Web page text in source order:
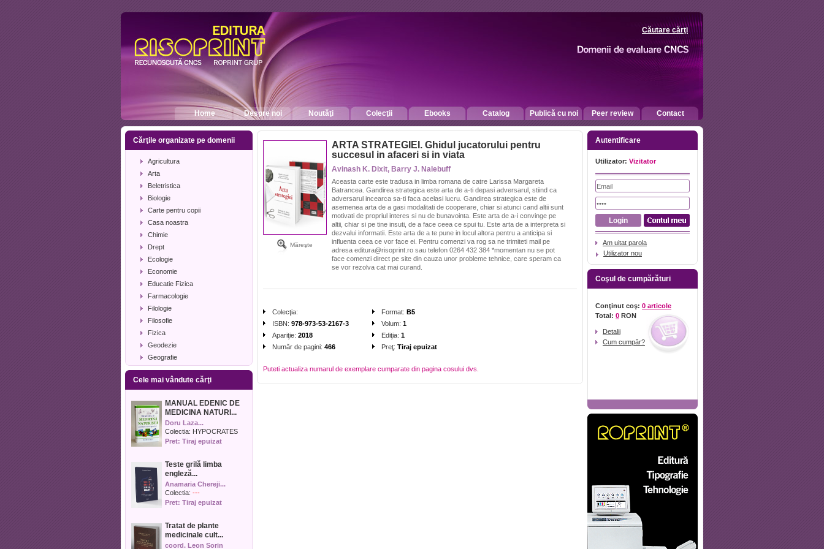
Căutare cărţi
Home Despre noi Noutăţi Colecţii Ebooks Catalog Publică cu noi Peer review Contact
Cărţile organizate pe domenii
Agricultura
Arta
Beletristica
Biologie
Carte pentru copii
Casa noastra
Chimie
Drept
Ecologie
Economie
Educatie Fizica
Farmacologie
Filologie
Filosofie
Fizica
Geodezie
Geografie
Geologie
Industrie alimentara
Istorie
Istorie literara
Lexicologie
Management
Matematica
Media
Medicina umana
Medicina veterinara
Muzica
Pedagogie
Cele mai vândute cărţi
MANUAL EDENIC DE
MEDICINA NATURI...
Doru Laza...
Colectia: HYPOCRATES
Pret: Tiraj epuizat
Teste grilă limba
engleză...
Anamaria Chereji...
Colectia: ---
Pret: Tiraj epuizat
Tratat de plante
medicinale cult...
coord. Leon Sorin
Măreşte
ARTA STRATEGIEI. Ghidul jucatorului pentru
succesul in afaceri si in viata
Avinash K. Dixit, Barry J. Nalebuff
Aceasta carte este tradusa in limba romana de catre Larissa Margareta
Batrancea. Gandirea strategica este arta de a-ti depasi adversarul, stiind ca
adversarul incearca sa-ti faca acelasi lucru. Gandirea strategica este de
asemenea arta de a gasi modalitati de cooperare, chiar si atunci cand altii sunt
motivati de propriul interes si nu de bunavointa. Este arta de a-i convinge pe
altii, chiar si pe tine insuti, de a face ceea ce spui tu. Este arta de a interpreta si
dezvalui informatii. Este arta de a te pune in locul altora pentru a anticipa si
influenta ceea ce vor face ei. Pentru comenzi va rog sa ne trimiteti mail pe
adresa editura@risoprint.ro sau telefon 0264 432 384 *momentan nu se pot
face comenzi direct pe site din cauza unor probleme tehnice, care speram ca
se vor rezolva cat mai curand.
Colecţia:
ISBN: 978-973-53-2167-3
Apariţie: 2018
Număr de pagini: 466
Format: B5
Volum: 1
Ediţia: 1
Preţ: Tiraj epuizat
Puteti actualiza numarul de exemplare cumparate din pagina cosului dvs.
Autentificare
Utilizator: Vizitator
Am uitat parola
Utilizator nou
Coşul de cumpărături
Conţinut coş: 0 articole
Total: 0 RON
Detalii
Cum cumpăr?